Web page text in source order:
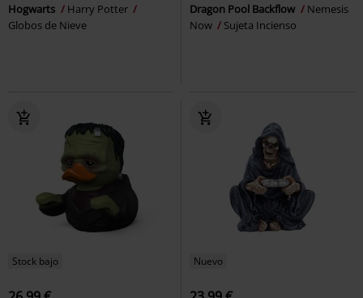
Hogwarts
Harry Potter
Globos de Nieve
Dragon Pool Backflow
Nemesis
Now
Sujeta Incienso
Stock bajo Nuevo